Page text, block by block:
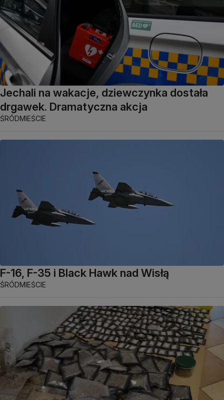
Jechali na wakacje, dziewczynka dostała
drgawek. Dramatyczna akcja
ŚRÓDMIEŚCIE
F-16, F-35 i Black Hawk nad Wisłą
ŚRÓDMIEŚCIE